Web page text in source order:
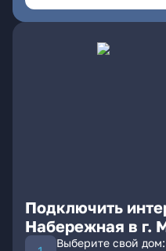
Подключить
Набережная в г.
Выберите свой